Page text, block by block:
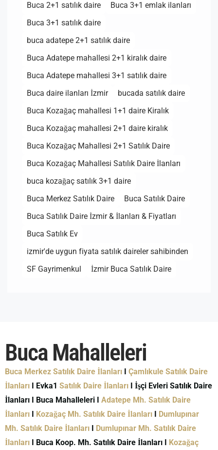
Buca 2+1 satılık daire
Buca 3+1 emlak ilanları
Buca 3+1 satılık daire
buca adatepe 2+1 satılık daire
Buca Adatepe mahallesi 2+1 kiralık daire
Buca Adatepe mahallesi 3+1 satılık daire
Buca daire ilanları İzmir
bucada satılık daire
Buca Kozağaç mahallesi 1+1 daire Kiralık
Buca Kozağaç mahallesi 2+1 daire kiralık
Buca Kozağaç Mahallesi 2+1 Satılık Daire
Buca Kozağaç Mahallesi Satılık Daire İlanları
buca kozağaç satılık 3+1 daire
Buca Merkez Satılık Daire
Buca Satılık Daire
Buca Satılık Daire İzmir & İlanları & Fiyatları
Buca Satılık Ev
izmir'de uygun fiyata satılık daireler sahibinden
SF Gayrimenkul
İzmir Buca Satılık Daire
Buca Mahalleleri
Buca Merkez Satılık Daire İlanları I Çamlıkule Satılık Daire
İlanları I Evka1 Satılık Daire İlanları I İşçi Evleri Satılık Daire
İlanları I Buca Mahalleleri I Adatepe Mh. Satılık Daire
İlanları I Kozağaç Mh. Satılık Daire İlanları I Dumlupınar
Mh. Satılık Daire İlanları I Dumlupınar Mh. Satılık Daire
İlanları I Buca Koop. Mh. Satılık Daire İlanları I Kozağaç